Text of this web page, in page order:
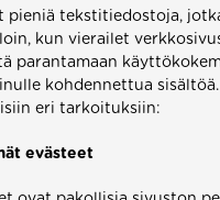
pieniä tekstitiedostoja,
kun vierailet
parantamaan
kohdennettua
eri tarkoituksiin:
evästeet